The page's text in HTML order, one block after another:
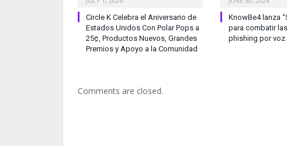
Circle K Celebra el Aniversario de
Estados Unidos Con Polar Pops a
25¢, Productos Nuevos, Grandes
Premios y Apoyo a la Comunidad
KnowBe4 lanza
para combatir
phishing por voz
Comments are closed.